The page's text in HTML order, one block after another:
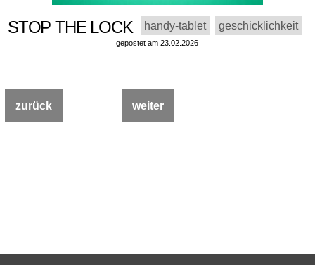
STOP THE LOCK handy-tablet geschicklichkeit
gepostet am 23.02.2026
zurück weiter